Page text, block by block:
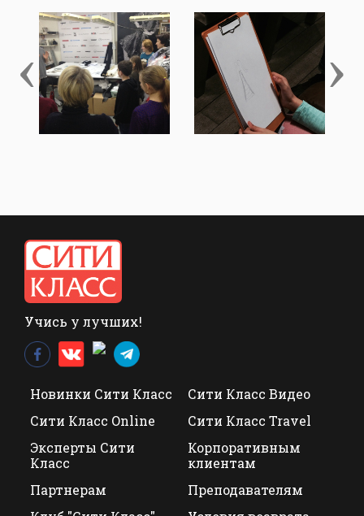
‹ ›
Учись у лучших!
Новинки Сити Класс
Сити Класс Видео
Сити Класс Online
Сити Класс Travel
Эксперты Сити
Класс
Корпоративным
клиентам
Партнерам
Преподавателям